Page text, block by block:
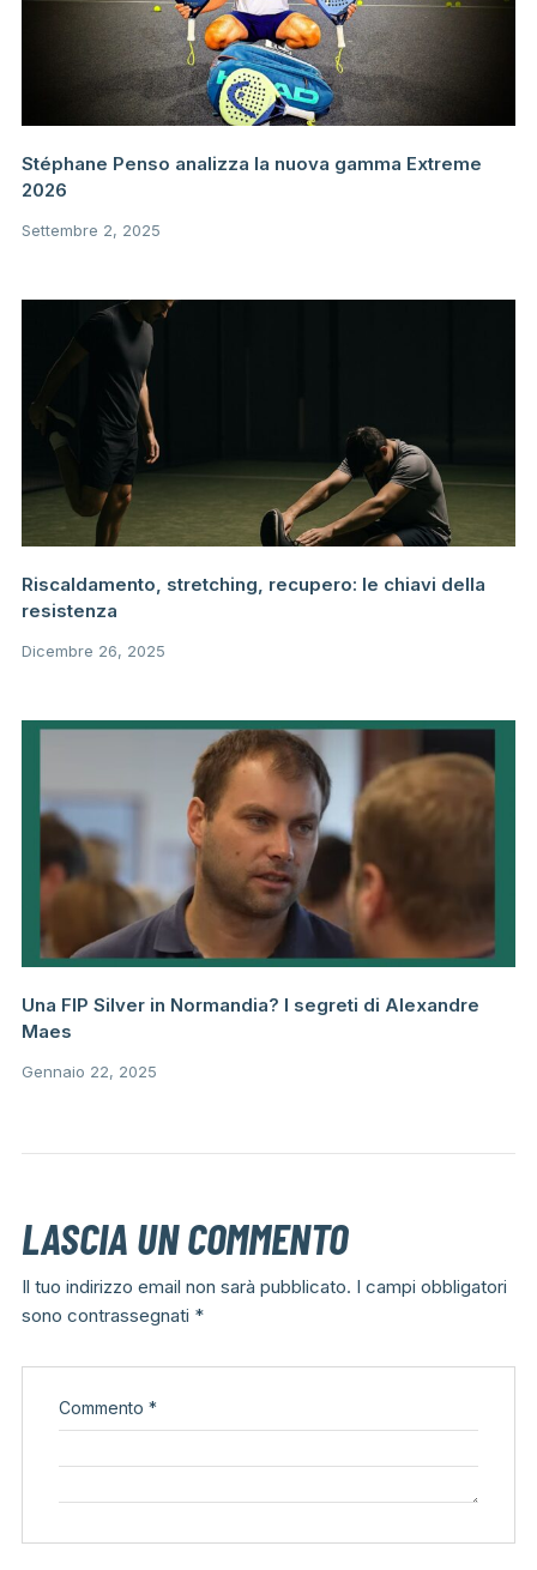
Stéphane Penso analizza la nuova gamma Extreme
2026
Settembre 2, 2025
Riscaldamento, stretching, recupero: le chiavi della
resistenza
Dicembre 26, 2025
Una FIP Silver in Normandia? I segreti di Alexandre
Maes
Gennaio 22, 2025
LASCIA UN COMMENTO
Il tuo indirizzo email non sarà pubblicato. I campi obbligatori
sono contrassegnati *
Commento *